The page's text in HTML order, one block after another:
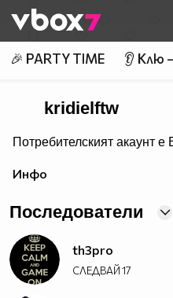
👾
🎉 PARTY TIME 👂 Клю
kridielftw
Потребителският акаунт е
Инфо
Последователи
th3pro
СЛЕДВАЙ17